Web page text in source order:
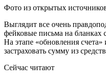
Фото из открытых
Выглядит все очень
фейковые письма на бланках
На этапе «обновления
застраховать сумму из
Сейчас читают